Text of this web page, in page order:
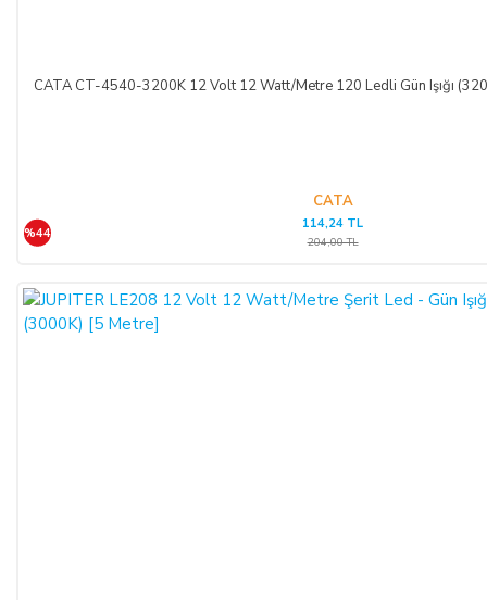
CATA CT-4540-3200K 12 Volt 12 Watt/Metre 120 Ledli Gün Işığı
CATA
%44
114,24 TL
204,00 TL